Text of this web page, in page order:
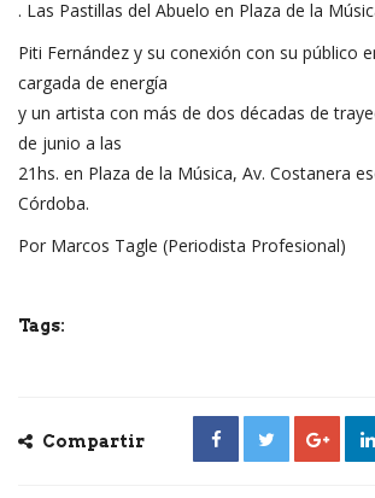
. Las Pastillas del Abuelo en Plaza de la
Piti Fernández y su conexión con su público
cargada de energía
y un artista con más de dos décadas de
de junio a las
21hs. en Plaza de la Música, Av. Costanera
Córdoba.
Por Marcos Tagle (Periodista Profesional)
Tags:
Compartir